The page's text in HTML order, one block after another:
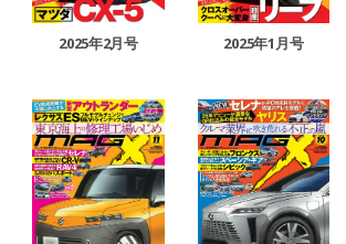
2025年2月号 2025年1月号